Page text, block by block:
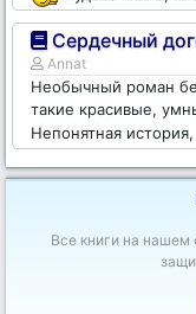
Сердечный
Annat
Необычный роман
такие красивые,
Непонятная
Все книги на нашем